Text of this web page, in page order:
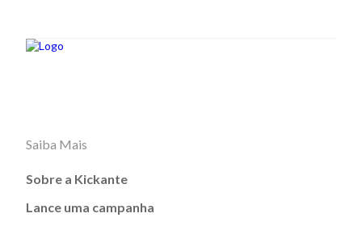
Saiba Mais
Sobre a Kickante
Lance uma campanha